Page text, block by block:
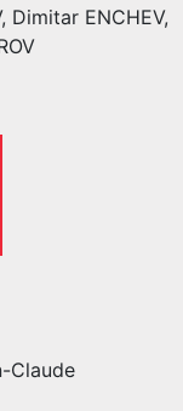
, Dimitar ENCHEV,
Claude